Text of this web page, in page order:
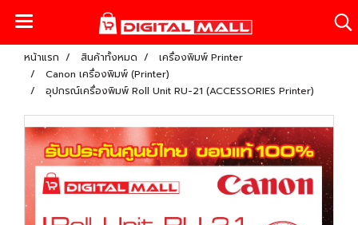
หน้าแรก สินค้าทั้งหมด
เครื่องพิมพ์ Printer
Canon เครื่องพิมพ์ (Printer)
อุปกรณ์เครื่องพิมพ์ Roll Unit RU-21 (ACCESSORIES Printer)